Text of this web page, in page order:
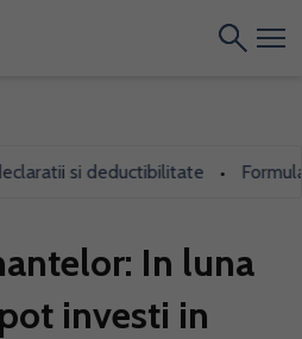
si deductibilitate •
In luna
investi in